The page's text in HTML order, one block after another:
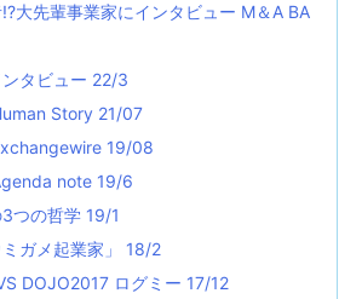
大先輩事業家にインタビュー M＆A BA
タビュー 22/3
Story 21/07
19/08
note 19/6
つの哲学 19/1
ガメ起業家」 18/2
DOJO2017 ログミー 17/12